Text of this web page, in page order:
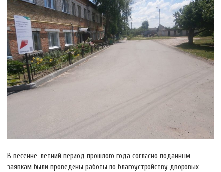
В весенне-летний период прошлого года согласно поданным
заявкам были проведены работы по благоустройству дворовых